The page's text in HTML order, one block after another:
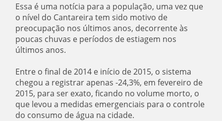
Essa é uma notícia para a população, uma vez que
o nível do Cantareira tem sido motivo de
preocupação nos últimos anos, decorrente às
poucas chuvas e períodos de estiagem nos
últimos anos.
Entre o final de 2014 e início de 2015, o sistema
chegou a registrar apenas -24,3%, em fevereiro de
2015, para ser exato, ficando no volume morto, o
que levou a medidas emergenciais para o controle
do consumo de água na cidade.